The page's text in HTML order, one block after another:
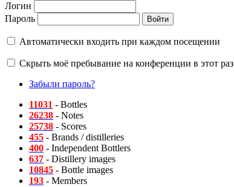
Логин
Пароль
Автоматически входить при каждом посещении
Скрыть моё пребывание на конференции в этот раз
Забыли пароль?
11031 - Bottles
26238 - Notes
25738 - Scores
455 - Brands / distilleries
400 - Independent Bottlers
637 - Distillery images
10845 - Bottle images
193 - Members